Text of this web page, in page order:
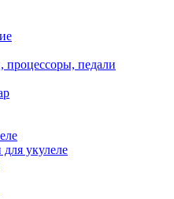
процессоры, педали
укулеле